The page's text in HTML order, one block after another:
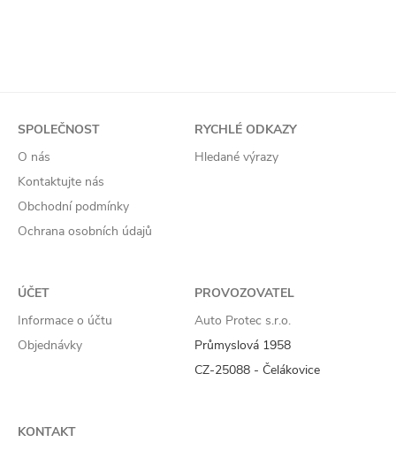
SPOLEČNOST
O nás
Kontaktujte nás
Obchodní podmínky
Ochrana osobních údajů
RYCHLÉ ODKAZY
Hledané výrazy
ÚČET
Informace o účtu
Objednávky
PROVOZOVATEL
Auto Protec s.r.o.
Průmyslová 1958
CZ-25088 - Čelákovice
KONTAKT